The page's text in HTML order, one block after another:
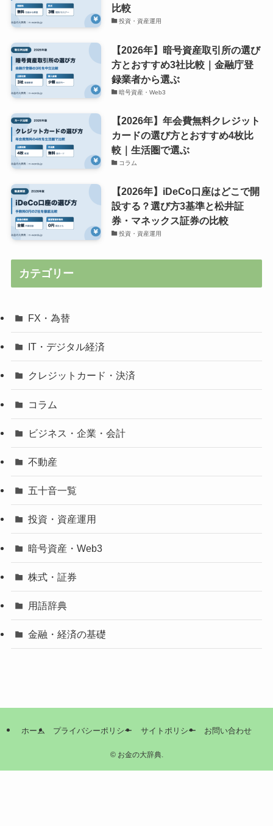
比較
投資・資産運用
【2026年】暗号資産取引所の選び
方とおすすめ3社比較｜金融庁登
録業者から選ぶ
暗号資産・Web3
【2026年】年会費無料クレジット
カードの選び方とおすすめ4枚比
較｜生活圏で選ぶ
コラム
【2026年】iDeCo口座はどこで開
設する？選び方3基準と松井証
券・マネックス証券の比較
投資・資産運用
カテゴリー
FX・為替
IT・デジタル経済
クレジットカード・決済
コラム
ビジネス・企業・会計
不動産
五十音一覧
投資・資産運用
暗号資産・Web3
株式・証券
用語辞典
金融・経済の基礎
ホーム プライバシーポリシー サイトポリシー お問い合わせ
©お金の大辞典.